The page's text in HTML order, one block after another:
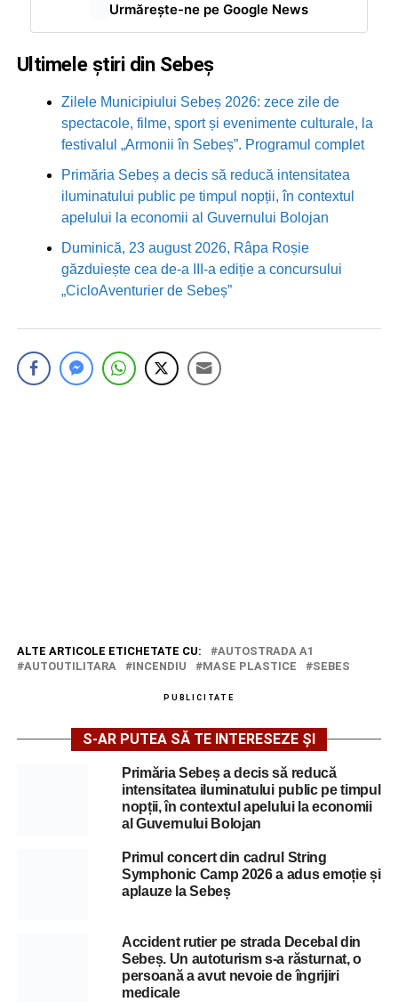
Urmărește-ne pe Google News
Ultimele știri din Sebeș
Zilele Municipiului Sebeș 2026: zece zile de
spectacole, filme, sport și evenimente culturale, la
festivalul „Armonii în Sebeș”. Programul complet
Primăria Sebeș a decis să reducă intensitatea
iluminatului public pe timpul nopții, în contextul
apelului la economii al Guvernului Bolojan
Duminică, 23 august 2026, Râpa Roșie
găzduiește cea de-a III-a ediție a concursului
„CicloAventurier de Sebeș”
ALTE ARTICOLE ETICHETATE CU:
AUTOSTRADA A1
AUTOUTILITARA
INCENDIU MASE PLASTICE SEBES
PUBLICITATE
S-AR PUTEA SĂ TE INTERESEZE ȘI
Primăria Sebeș a decis să reducă
intensitatea iluminatului public pe timpul
nopții, în contextul apelului la economii
al Guvernului Bolojan
Primul concert din cadrul String
Symphonic Camp 2026 a adus emoție și
aplauze la Sebeș
Accident rutier pe strada Decebal din
Sebeș. Un autoturism s-a răsturnat, o
persoană a avut nevoie de îngrijiri
medicale